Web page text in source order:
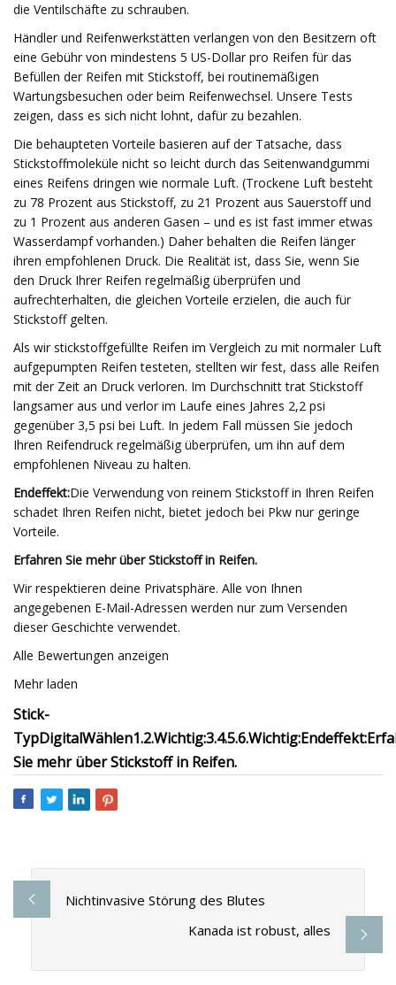
die Ventilschäfte zu schrauben.
Händler und Reifenwerkstätten verlangen von den Besitzern oft
eine Gebühr von mindestens 5 US-Dollar pro Reifen für das
Befüllen der Reifen mit Stickstoff, bei routinemäßigen
Wartungsbesuchen oder beim Reifenwechsel. Unsere Tests
zeigen, dass es sich nicht lohnt, dafür zu bezahlen.
Die behaupteten Vorteile basieren auf der Tatsache, dass
Stickstoffmoleküle nicht so leicht durch das Seitenwandgummi
eines Reifens dringen wie normale Luft. (Trockene Luft besteht
zu 78 Prozent aus Stickstoff, zu 21 Prozent aus Sauerstoff und
zu 1 Prozent aus anderen Gasen – und es ist fast immer etwas
Wasserdampf vorhanden.) Daher behalten die Reifen länger
ihren empfohlenen Druck. Die Realität ist, dass Sie, wenn Sie
den Druck Ihrer Reifen regelmäßig überprüfen und
aufrechterhalten, die gleichen Vorteile erzielen, die auch für
Stickstoff gelten.
Als wir stickstoffgefüllte Reifen im Vergleich zu mit normaler Luft
aufgepumpten Reifen testeten, stellten wir fest, dass alle Reifen
mit der Zeit an Druck verloren. Im Durchschnitt trat Stickstoff
langsamer aus und verlor im Laufe eines Jahres 2,2 psi
gegenüber 3,5 psi bei Luft. In jedem Fall müssen Sie jedoch
Ihren Reifendruck regelmäßig überprüfen, um ihn auf dem
empfohlenen Niveau zu halten.
Endeffekt:Die Verwendung von reinem Stickstoff in Ihren Reifen
schadet Ihren Reifen nicht, bietet jedoch bei Pkw nur geringe
Vorteile.
Erfahren Sie mehr über Stickstoff in Reifen.
Wir respektieren deine Privatsphäre. Alle von Ihnen
angegebenen E-Mail-Adressen werden nur zum Versenden
dieser Geschichte verwendet.
Alle Bewertungen anzeigen
Mehr laden
Stick-
TypDigitalWählen1.2.Wichtig:3.4.5.6.Wichtig:Endeffekt:
Sie mehr über Stickstoff in Reifen.
Nichtinvasive Störung des Blutes
Kanada ist robust, alles